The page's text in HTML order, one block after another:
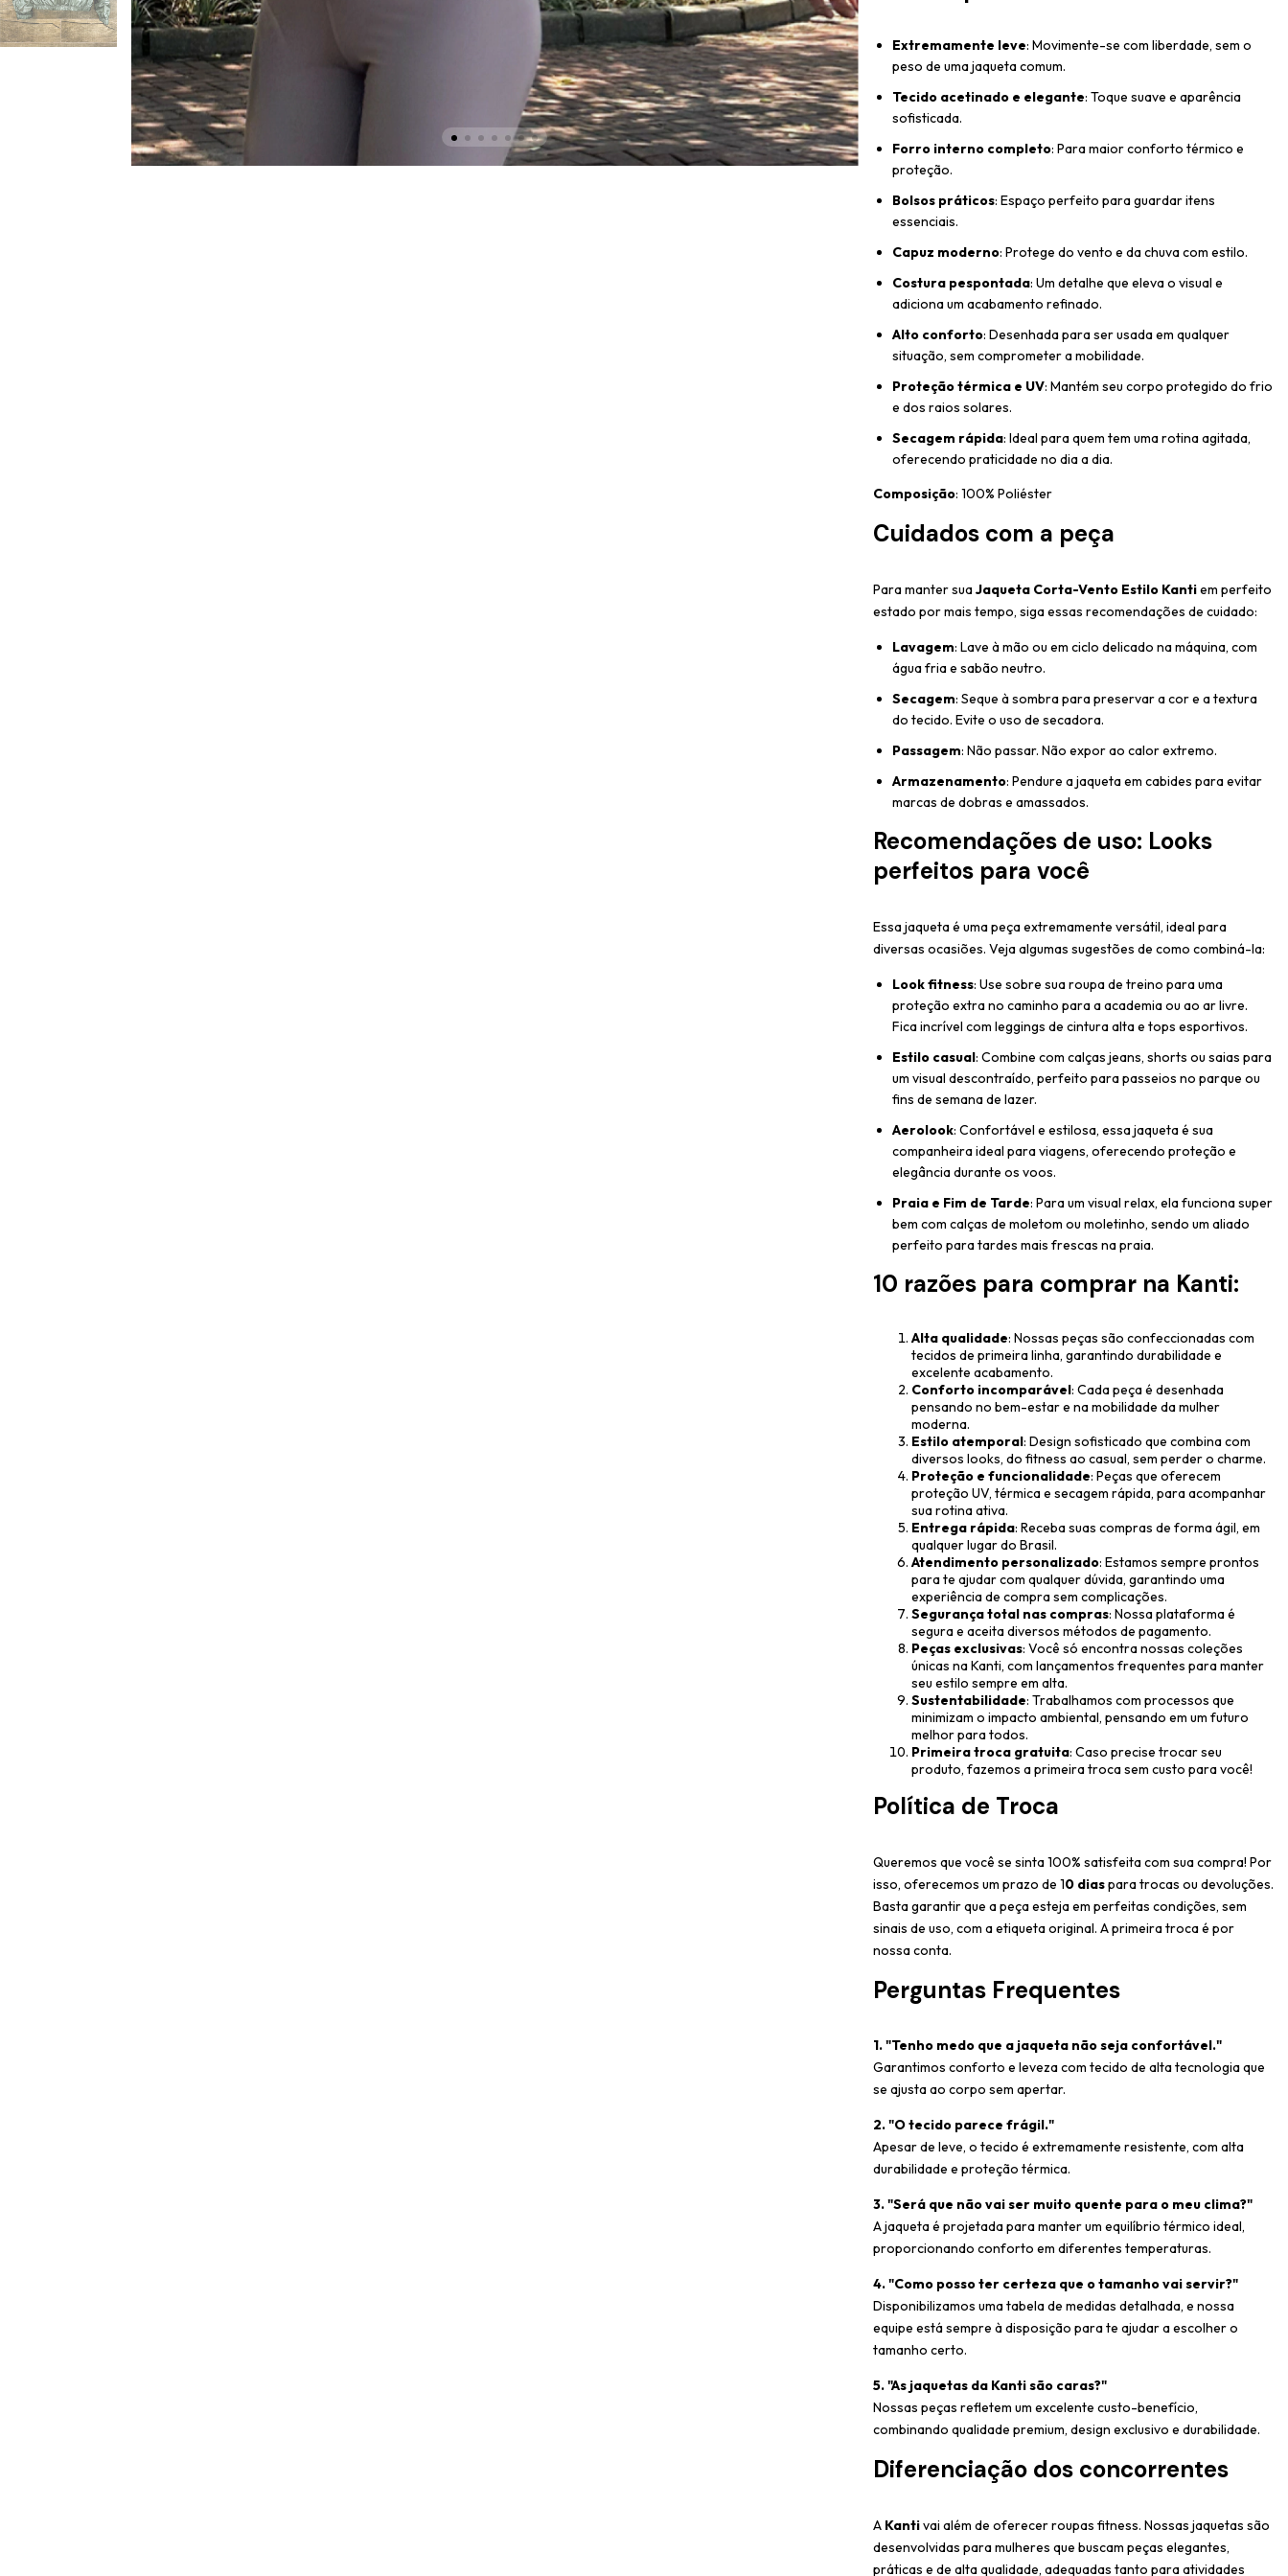
Extremamente leve: Movimente-se com liberdade, sem o
peso de uma jaqueta comum.
Tecido acetinado e elegante: Toque suave e aparência
sofisticada.
Forro interno completo: Para maior conforto térmico e
proteção.
Bolsos práticos: Espaço perfeito para guardar itens
essenciais.
Capuz moderno: Protege do vento e da chuva com estilo.
Costura pespontada: Um detalhe que eleva o visual e
adiciona um acabamento refinado.
Alto conforto: Desenhada para ser usada em qualquer
situação, sem comprometer a mobilidade.
Proteção térmica e UV: Mantém seu corpo protegido do frio
e dos raios solares.
Secagem rápida: Ideal para quem tem uma rotina agitada,
oferecendo praticidade no dia a dia.
Composição: 100% Poliéster
Cuidados com a peça
Para manter suaJaqueta Corta-Vento Estilo Kantiem perfeito
estado por mais tempo, siga essas recomendações de cuidado:
Lavagem: Lave à mão ou em ciclo delicado na máquina, com
água fria e sabão neutro.
Secagem: Seque à sombra para preservar a cor e a textura
do tecido. Evite o uso de secadora.
Passagem: Não passar. Não expor ao calor extremo.
Armazenamento: Pendure a jaqueta em cabides para evitar
marcas de dobras e amassados.
Recomendações de uso: Looks
perfeitos para você
Essa jaqueta é uma peça extremamente versátil, ideal para
diversas ocasiões. Veja algumas sugestões de como combiná-la:
Look fitness: Use sobre sua roupa de treino para uma
proteção extra no caminho para a academia ou ao ar livre.
Fica incrível com leggings de cintura alta e tops esportivos.
Estilo casual: Combine com calças jeans, shorts ou saias para
um visual descontraído, perfeito para passeios no parque ou
fins de semana de lazer.
Aerolook: Confortável e estilosa, essa jaqueta é sua
companheira ideal para viagens, oferecendo proteção e
elegância durante os voos.
Praia e Fim de Tarde: Para um visual relax, ela funciona super
bem com calças de moletom ou moletinho, sendo um aliado
perfeito para tardes mais frescas na praia.
10 razões para comprar na Kanti:
Alta qualidade: Nossas peças são confeccionadas com
tecidos de primeira linha, garantindo durabilidade e
excelente acabamento.
Conforto incomparável: Cada peça é desenhada
pensando no bem-estar e na mobilidade da mulher
moderna.
Estilo atemporal: Design sofisticado que combina com
diversos looks, do fitness ao casual, sem perder o charme.
Proteção e funcionalidade: Peças que oferecem
proteção UV, térmica e secagem rápida, para acompanhar
sua rotina ativa.
Entrega rápida: Receba suas compras de forma ágil, em
qualquer lugar do Brasil.
Atendimento personalizado: Estamos sempre prontos
para te ajudar com qualquer dúvida, garantindo uma
experiência de compra sem complicações.
Segurança total nas compras: Nossa plataforma é
segura e aceita diversos métodos de pagamento.
Peças exclusivas: Você só encontra nossas coleções
únicas na Kanti, com lançamentos frequentes para manter
seu estilo sempre em alta.
Sustentabilidade: Trabalhamos com processos que
minimizam o impacto ambiental, pensando em um futuro
melhor para todos.
Primeira troca gratuita: Caso precise trocar seu
produto, fazemos a primeira troca sem custo para você!
Política de Troca
Queremos que você se sinta 100% satisfeita com sua compra! Por
isso, oferecemos um prazo de 10 diaspara trocas ou devoluções.
Basta garantir que a peça esteja em perfeitas condições, sem
sinais de uso, com a etiqueta original. A primeira troca é por
nossa conta.
Perguntas Frequentes
1. "Tenho medo que a jaqueta não seja confortável."
Garantimos conforto e leveza com tecido de alta tecnologia que
se ajusta ao corpo sem apertar.
2. "O tecido parece frágil."
Apesar de leve, o tecido é extremamente resistente, com alta
durabilidade e proteção térmica.
3. "Será que não vai ser muito quente para o meu clima?"
A jaqueta é projetada para manter um equilíbrio térmico ideal,
proporcionando conforto em diferentes temperaturas.
4. "Como posso ter certeza que o tamanho vai servir?"
Disponibilizamos uma tabela de medidas detalhada, e nossa
equipe está sempre à disposição para te ajudar a escolher o
tamanho certo.
5. "As jaquetas da Kanti são caras?"
Nossas peças refletem um excelente custo-benefício,
combinando qualidade premium, design exclusivo e durabilidade.
Diferenciação dos concorrentes
A Kantivai além de oferecer roupas fitness. Nossas jaquetas são
desenvolvidas para mulheres que buscam peças elegantes,
práticas e de alta qualidade, adequadas tanto para atividades